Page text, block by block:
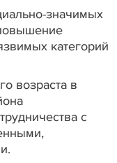
значимых
категорий
возраста в
с